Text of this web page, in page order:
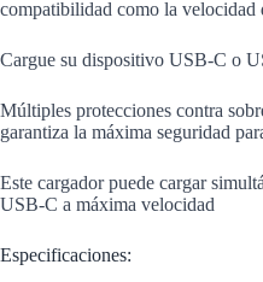
compatibilidad como la velocidad
Cargue su dispositivo USB-C o
Múltiples protecciones contra
garantiza la máxima seguridad
Este cargador puede cargar
USB-C a máxima velocidad
Especificaciones: